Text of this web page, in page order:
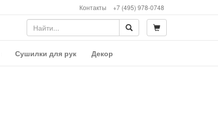
Контакты +7 (495) 978-0748
Сушилки для рук Декор